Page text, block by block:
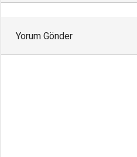
Yorum Gönder